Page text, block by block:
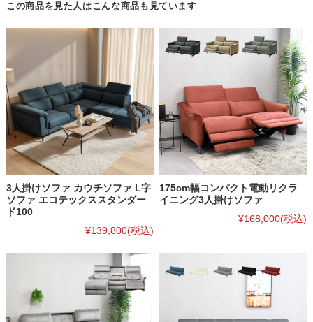
この商品を見た人はこんな商品も見ています
3人掛けソファ カウチソファ L字
ソファ エコテックススタンダー
ド100
¥139,800(税込)
175cm幅コンパクト電動リクラ
イニング3人掛けソファ
¥168,000(税込)